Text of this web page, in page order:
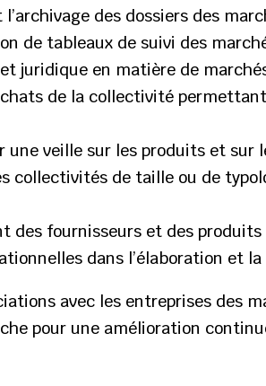
des dossiers des
de tableaux de suivi des
juridique en matière de
de la collectivité
une veille sur les produits et sur
collectivités de taille ou de
des fournisseurs et des produits
dans l’élaboration et
avec les entreprises des
pour une amélioration